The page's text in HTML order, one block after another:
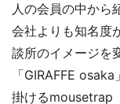
人の会員の中から
会社よりも知名度
談所のイメージを
「GIRAFFE
掛けるmousetrap